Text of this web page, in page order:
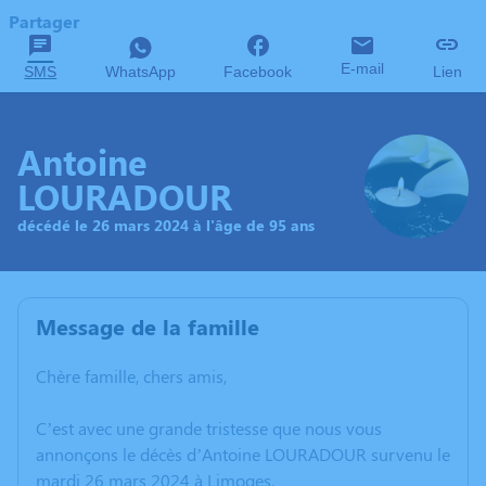
Partager
SMS WhatsApp Facebook E-mail Lien
Antoine
LOURADOUR
décédé le 26 mars 2024 à l'âge de 95 ans
Message de la famille
Chère famille, chers amis,
C’est avec une grande tristesse que nous vous
annonçons le décès d’Antoine LOURADOUR survenu le
mardi 26 mars 2024 à Limoges.